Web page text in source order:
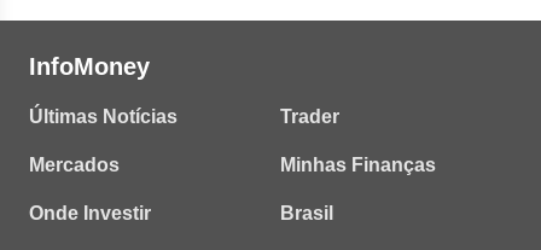
InfoMoney
Últimas Notícias
Mercados
Onde Investir
Trader
Minhas Finanças
Brasil